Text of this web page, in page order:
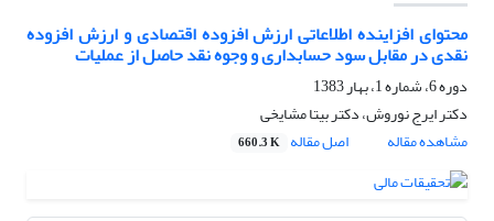
محتوای افزاینده اطلاعاتی ارزش افزوده اقتصادی و ارزش افزوده
نقدی در مقابل سود حسابداری و وجوه نقد حاصل از عملیات
دوره 6، شماره 1، بهار 1383
دکتر ایرج نوروش، دکتر بیتا مشایخی
مشاهده مقاله
اصل مقاله 660.3 K